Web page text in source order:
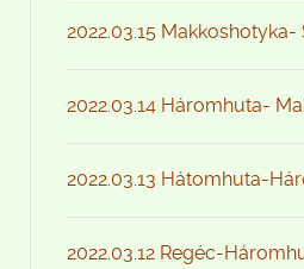
2022.03.15
2022.03.14 Háromhuta-
2022.03.13 Hátomhuta-
2022.03.12 Regéc-